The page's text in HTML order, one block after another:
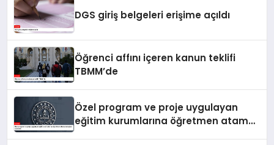
DGS giriş belgeleri erişime açıldı
Öğrenci affını içeren kanun teklifi
TBMM’de
Özel program ve proje uygulayan
eğitim kurumlarına öğretmen atama